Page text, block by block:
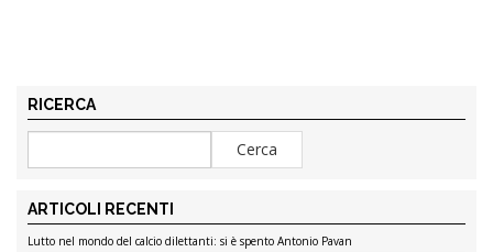
RICERCA
ARTICOLI RECENTI
Lutto nel mondo del calcio dilettanti: si è spento Antonio Pavan